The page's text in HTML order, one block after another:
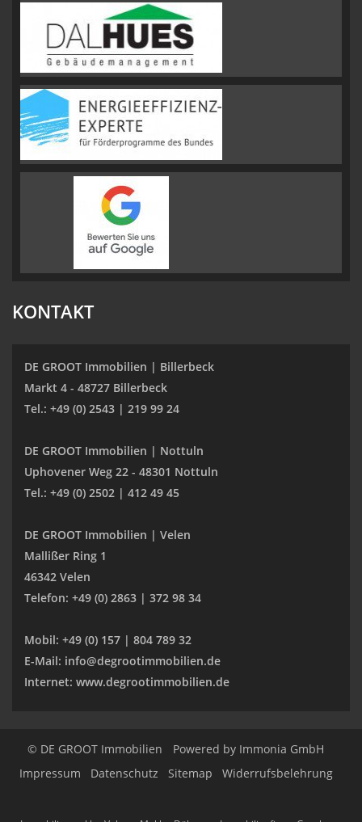
KONTAKT
DE GROOT Immobilien | Billerbeck
Markt 4 - 48727 Billerbeck
Tel.: +49 (0) 2543 | 219 99 24
DE GROOT Immobilien | Nottuln
Uphovener Weg 22 - 48301 Nottuln
Tel.: +49 (0) 2502 | 412 49 45
DE GROOT Immobilien | Velen
Mallißer Ring 1
46342 Velen
Telefon: +49 (0) 2863 | 372 98 34
Mobil: +49 (0) 157 | 804 789 32
E-Mail: info@degrootimmobilien.de
Internet: www.degrootimmobilien.de
© DE GROOT Immobilien Powered by Immonia GmbH
Impressum
Datenschutz Sitemap Widerrufsbelehrung